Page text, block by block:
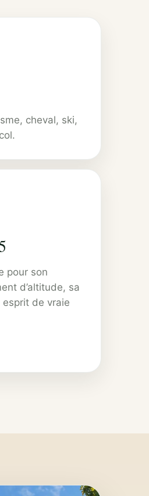
cheval, ski,
pour son
d’altitude, sa
de vraie